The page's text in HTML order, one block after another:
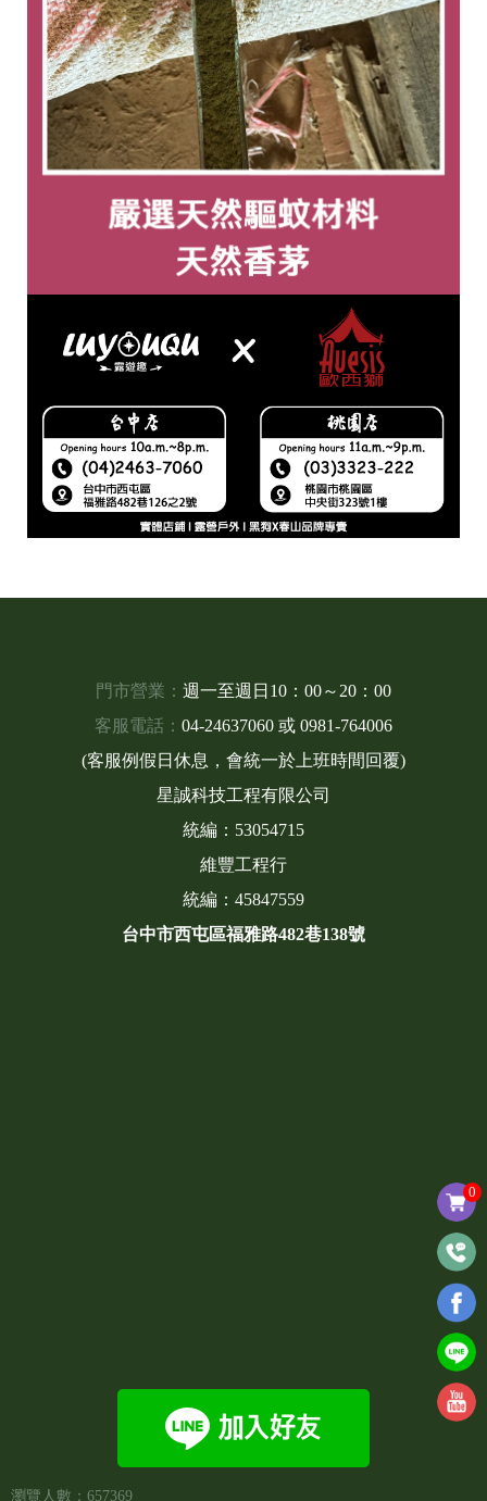
0
門市營業： 週一至週日10：00～20：00
客服電話： 04-24637060 或 0981-764006
(客服例假日休息，會統一於上班時間回覆)
星誠科技工程有限公司
統編：53054715
維豐工程行
統編：45847559
台中市西屯區福雅路482巷138號
瀏覽人數：657369